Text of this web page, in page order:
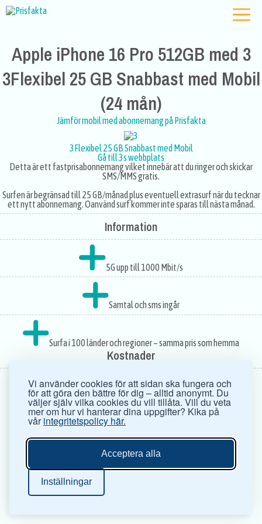
Vi använder cookies för att sidan ska fungera och
för att göra den bättre för dig – alltid anonymt. Du
väljer själv vilka cookies du vill tillåta. Vill du veta
mer om hur vi hanterar dina uppgifter? Kika på
vår integritetspolicy här.
Acceptera alla
Inställningar
Apple iPhone 16 Pro 512GB med 3
3Flexibel 25 GB Snabbast med Mobil
(24 mån)
Jämför mobil med abonnemang på Prisfakta
3Flexibel 25 GB Snabbast med Mobil
Gå till 3s webbplats
Detta är ett fastprisabonnemang vilket innebär att du ringer och skickar
SMS/MMS gratis.
Surfen är begränsad till 25 GB/månad plus eventuell extrasurf när du tecknar
ett nytt abonnemang. Oanvänd surf kommer inte sparas till nästa månad.
Information
5G upp till 1000 Mbit/s
Samtal och sms ingår
Surfa i 100 länder och regioner – samma pris som hemma
Kostnader
Abonnemangsavgift:
398 kr/mån
Förhöjd avgift:740 kr/mån
Rabatt: